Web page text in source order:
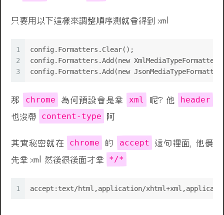
只要用以下這樣來調整順序測就會得到 xml
1
2
3
config.Formatters.Clear();
config.Formatters.Add(new
config.Formatters.Add(new
那 chrome 為何預設會是拿 xml 呢? 他 header
也沒帶 content-type 阿
其實秘密就在 chrome 的 accept
這句裡面, 他優
先拿 xml 然後很後面才拿
*/*
1 accept:text/html,application/